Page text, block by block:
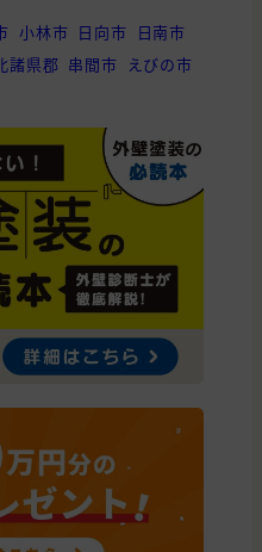
小林市 日向市 日南市
諸県郡 串間市 えびの市